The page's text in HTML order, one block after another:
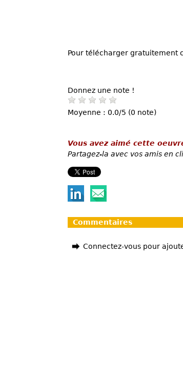
Pour télécharger gratuitement
Donnez une note !
Moyenne : 0.0/5 (0 note)
Vous avez aimé cette
Partagez-la avec vos amis en
Commentaires
Connectez-vous pour